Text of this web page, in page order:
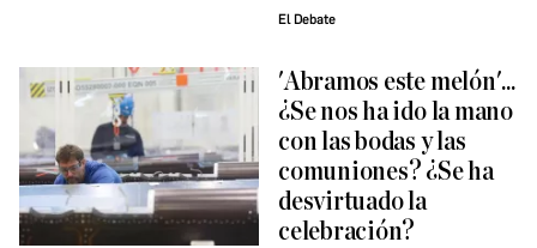
El Debate
'Abramos este melón'...
¿Se nos ha ido la mano
con las bodas y las
comuniones? ¿Se ha
desvirtuado la
celebración?